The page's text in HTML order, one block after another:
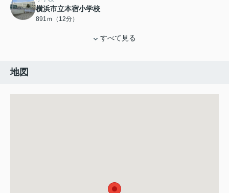
横浜市立本宿小学校
891ｍ（12分）
すべて見る
地図